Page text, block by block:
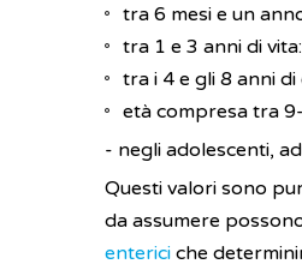
tra 6 mesi e un
tra 1 e 3 anni di
tra i 4 e gli 8 anni
età compresa tra
- negli adolescenti,
Questi valori sono
da assumere
enterici che